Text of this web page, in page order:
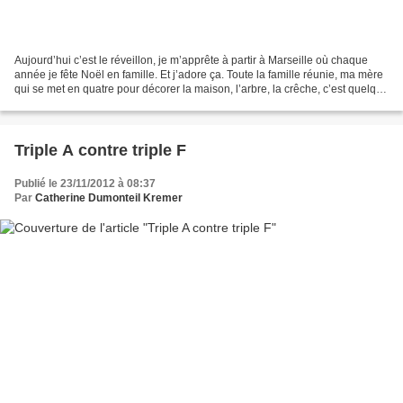
Aujourd’hui c’est le réveillon, je m’apprête à partir à Marseille où chaque
année je fête Noël en famille. Et j’adore ça. Toute la famille réunie, ma mère
qui se met en quatre pour décorer la maison, l’arbre, la crêche, c’est quelque
Triple A contre triple F
Publié le 23/11/2012 à 08:37
Par Catherine Dumonteil Kremer